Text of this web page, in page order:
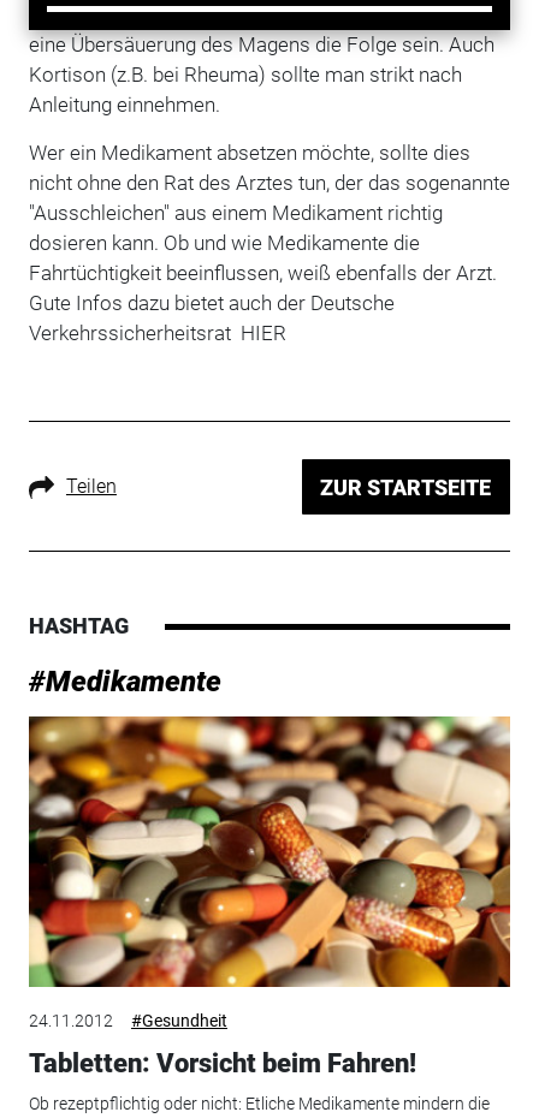
Günther. Setzt man Magensäure-Hemmer ab, kann
eine Übersäuerung des Magens die Folge sein. Auch
Kortison (z.B. bei Rheuma) sollte man strikt nach
Anleitung einnehmen.
Wer ein Medikament absetzen möchte, sollte dies
nicht ohne den Rat des Arztes tun, der das sogenannte
"Ausschleichen" aus einem Medikament richtig
dosieren kann. Ob und wie Medikamente die
Fahrtüchtigkeit beeinflussen, weiß ebenfalls der Arzt.
Gute Infos dazu bietet auch der Deutsche
Verkehrssicherheitsrat HIER
Teilen ZUR STARTSEITE
HASHTAG
#Medikamente
24.11.2012 #Gesundheit
Tabletten: Vorsicht beim Fahren!
Ob rezeptpflichtig oder nicht: Etliche Medikamente mindern die